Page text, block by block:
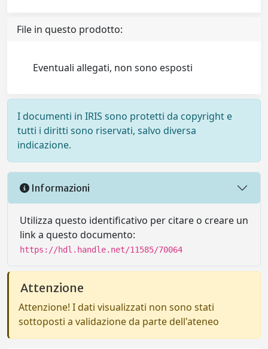
File in questo prodotto:
Eventuali allegati, non sono esposti
I documenti in IRIS sono protetti da copyright e
tutti i diritti sono riservati, salvo diversa
indicazione.
Informazioni
Utilizza questo identificativo per citare o creare un
link a questo documento:
https://hdl.handle.net/11585/70064
Attenzione
Attenzione! I dati visualizzati non sono stati
sottoposti a validazione da parte dell'ateneo